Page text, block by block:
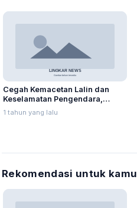
Cegah Kemacetan Lalin dan
Keselamatan Pengendara,
Polres Batang Batasi Truk
Sumbu Tiga Melintas di Pantura
1 tahun yang lalu
Rekomendasi untuk kamu